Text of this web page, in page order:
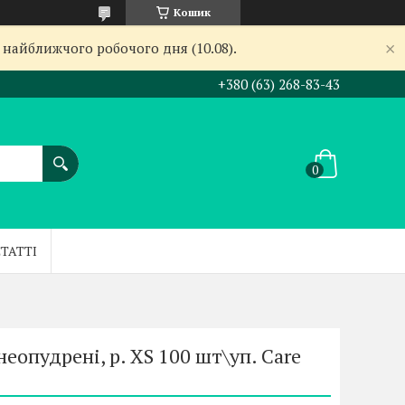
Кошик
робочого дня (10.08).
+380 (63) 268-83-43
р. XS 100 шт\уп. Care